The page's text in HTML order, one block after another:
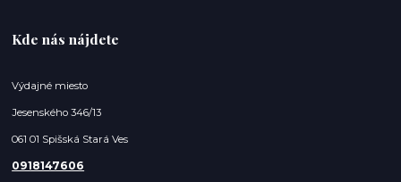
Kde nás nájdete
Výdajné miesto
Jesenského 346/13
061 01 Spišská Stará Ves
0918147606